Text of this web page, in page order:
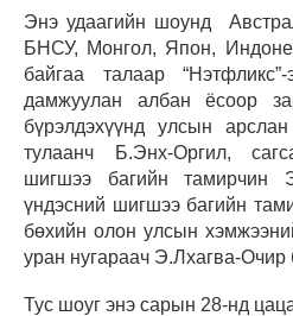
Энэ удаагийн шоунд
БНСУ, Монгол, Япон,
байгаа талаар
дамжуулан албан ёсоор
бүрэлдэхүүнд улсын
тулаанч Б.Энх-Оргил,
шигшээ багийн тамирчин
үндэсний шигшээ багийн
бөхийн олон улсын
уран нугараач Э.Лхагва-Очир
Тус шоуг энэ сарын 28-нд